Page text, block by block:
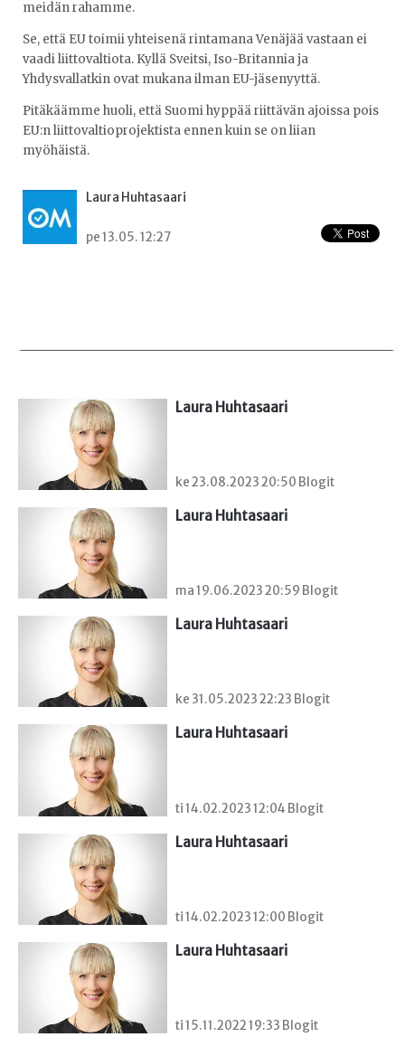
meidän rahamme.
Se, että EU toimii yhteisenä rintamana Venäjää vastaan ei
vaadi liittovaltiota. Kyllä Sveitsi, Iso-Britannia ja
Yhdysvallatkin ovat mukana ilman EU-jäsenyyttä.
Pitäkäämme huoli, että Suomi hyppää riittävän ajoissa pois
EU:n liittovaltioprojektista ennen kuin se on liian
myöhäistä.
Laura Huhtasaari
pe 13.05. 12:27
Laura Huhtasaari
ke 23.08.2023 20:50 Blogit
Laura Huhtasaari
ma 19.06.2023 20:59 Blogit
Laura Huhtasaari
ke 31.05.2023 22:23 Blogit
Laura Huhtasaari
ti 14.02.2023 12:04 Blogit
Laura Huhtasaari
ti 14.02.2023 12:00 Blogit
Laura Huhtasaari
ti 15.11.2022 19:33 Blogit